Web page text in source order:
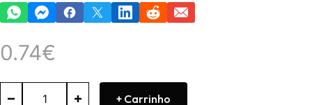
0.74€
+ Carrinho